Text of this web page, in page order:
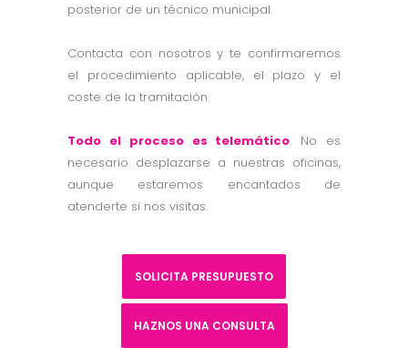
posterior de un técnico municipal.
Contacta con nosotros y te confirmaremos
el procedimiento aplicable, el plazo y el
coste de la tramitación.
Todo el proceso es telemático. No es
necesario desplazarse a nuestras oficinas,
aunque estaremos encantados de
atenderte si nos visitas.
SOLICITA PRESUPUESTO
HAZNOS UNA CONSULTA